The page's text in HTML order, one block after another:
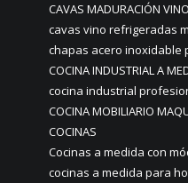
CAVAS MADURACIÓN
cavas vino refrigeradas
chapas acero inoxidable
COCINA INDUSTRIAL A
cocina industrial
COCINA MOBILIARIO
COCINAS
Cocinas a medida con
cocinas a medida para